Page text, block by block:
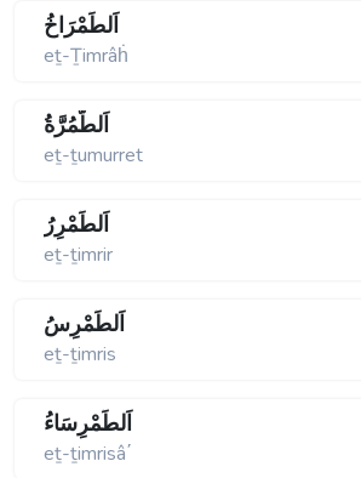
اَلطِّمْرَاخُ
eṯ-Ṯimrâḣ
اَلطُّمُرَّةُ
eṯ-ṯumurret
اَلطِّمْرِرُ
eṯ-ṯimrir
اَلطِّمْرِسُ
eṯ-ṯimris
اَلطِّمْرِسَاءُ
eṯ-ṯimrisâ΄